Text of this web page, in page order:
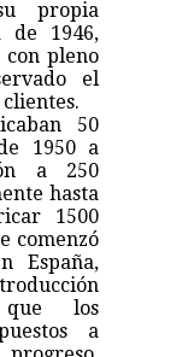
propia
de 1946,
con pleno
el
50
1950 a
a 250
hasta
1500
comenzó
España,
que los
a